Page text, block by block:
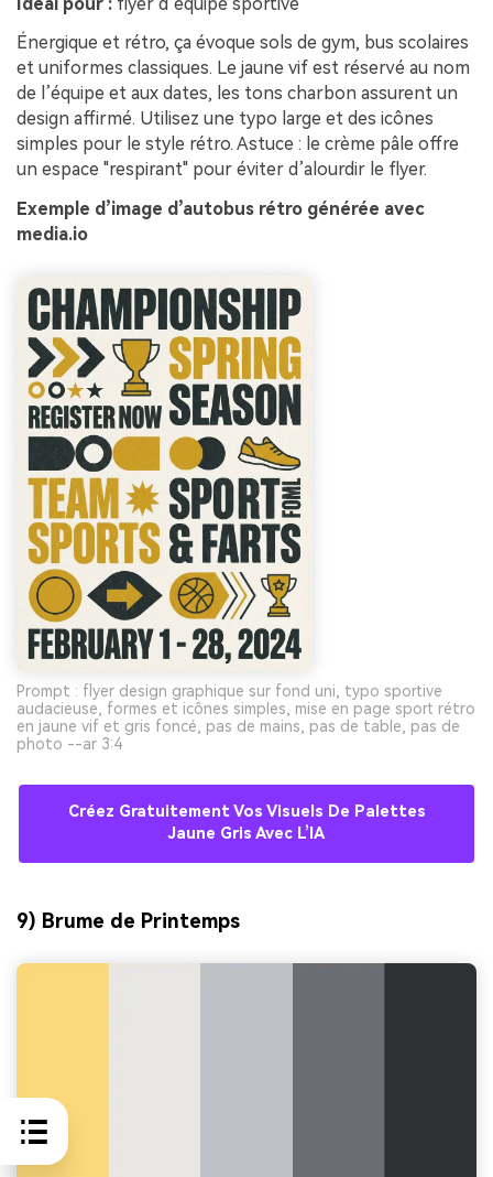
Énergique et rétro, ça évoque sols de gym, bus scolaires
et uniformes classiques. Le jaune vif est réservé au nom
de l’équipe et aux dates, les tons charbon assurent un
design affirmé. Utilisez une typo large et des icônes
simples pour le style rétro. Astuce : le crème pâle offre
un espace "respirant" pour éviter d’alourdir le flyer.
Exemple d’image d’autobus rétro générée avec
media.io
Prompt : flyer design graphique sur fond uni, typo sportive
audacieuse, formes et icônes simples, mise en page sport rétro
en jaune vif et gris foncé, pas de mains, pas de table, pas de
photo --ar 3:4
Créez Gratuitement Vos Visuels De Palettes
Jaune Gris Avec L’IA
9) Brume de Printemps